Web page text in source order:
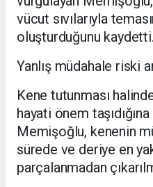
vücut sıvılarıyla
oluşturduğunu kaydetti.
Yanlış müdahale riski
Kene tutunması
hayati önem
Memişoğlu, kenenin
sürede ve deriye en
parçalanmadan